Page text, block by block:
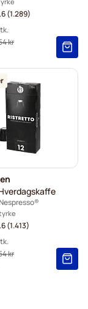
(1.289)
pris
kr
= kr 15,54
=kr 14,70
=
(1.413)
pris
kr
=